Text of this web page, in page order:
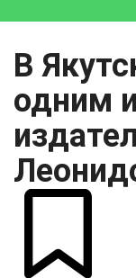
В
одним